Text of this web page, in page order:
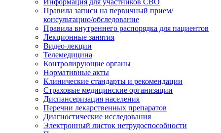
Информация для участников СВО
Правила записи на первичный прием/
консультацию/обследование
Правила внутреннего распорядка для пациентов
Лекционные занятия
Видео-лекции
Телемедицина
Контролирующие органы
Нормативные акты
Клинические стандарты и рекомендации
Страховые медицинские организации
Диспансеризация населения
Перечни лекарственных препаратов
Диагностические исследования
Электронный листок нетрудоспособности